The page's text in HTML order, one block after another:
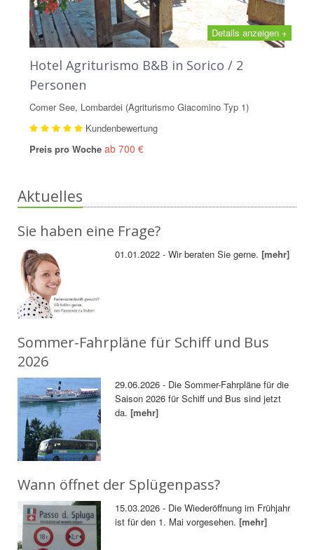
Details anzeigen +
Hotel Agriturismo B&B in Sorico / 2
Personen
Comer See, Lombardei (Agriturismo Giacomino Typ 1)
Kundenbewertung
Preis pro Woche ab 700 €
Aktuelles
Sie haben eine Frage?
01.01.2022 - Wir beraten Sie gerne.[mehr]
Sommer-Fahrpläne für Schiff und Bus
2026
29.06.2026 - Die Sommer-Fahrpläne für die
Saison 2026 für Schiff und Bus sind jetzt
da.[mehr]
Wann öffnet der Splügenpass?
15.03.2026 - Die Wiederöffnung im Frühjahr
ist für den 1. Mai vorgesehen.[mehr]